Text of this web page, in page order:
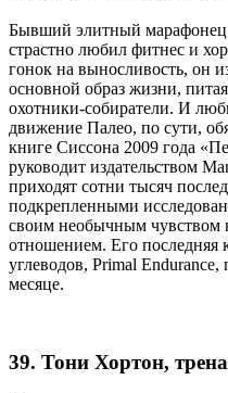
Бывший элитный марафонец
страстно любил фитнес и
гонок на выносливость, он
основной образ жизни,
охотники-собиратели. И
движение Палео, по сути,
книге Сиссона 2009 года
руководит издательством
приходят сотни тысяч
подкрепленными
своим необычным
отношением. Его последняя
углеводов, Primal
месяце.
39. Тони Хортон,